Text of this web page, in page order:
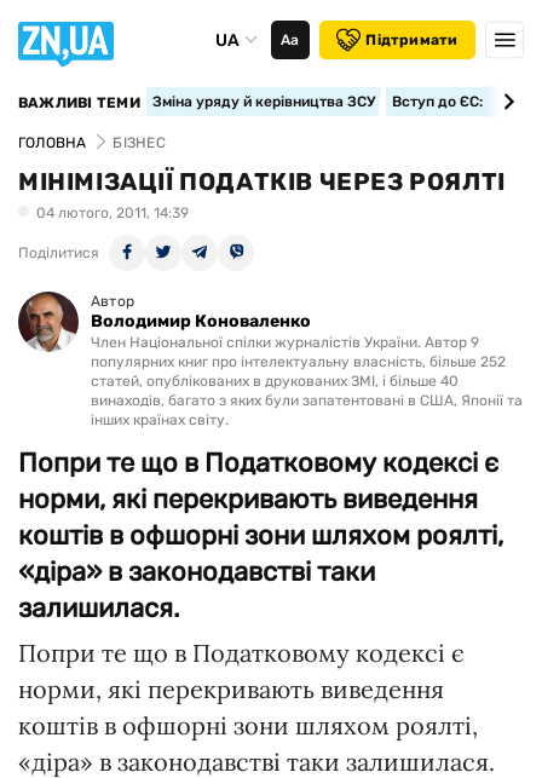
UA Аа Підтримати
ВАЖЛИВІ ТЕМИ Зміна уряду й керівництва ЗСУ Вступ до ЄС:
ГОЛОВНА БІЗНЕС
МІНІМІЗАЦІЇ ПОДАТКІВ ЧЕРЕЗ РОЯЛТІ
04 лютого, 2011, 14:39
Поділитися
Автор
Володимир Коноваленко
Член Національної спілки журналістів України. Автор 9
популярних книг про інтелектуальну власність, більше 252
статей, опублікованих в друкованих ЗМІ, і більше 40
винаходів, багато з яких були запатентовані в США, Японії та
інших країнах світу.
Попри те що в Податковому кодексі є
норми, які перекривають виведення
коштів в офшорні зони шляхом роялті,
«діра» в законодавстві таки
залишилася.
Попри те що в Податковому кодексі є
норми, які перекривають виведення
коштів в офшорні зони шляхом роялті,
«діра» в законодавстві таки залишилася.